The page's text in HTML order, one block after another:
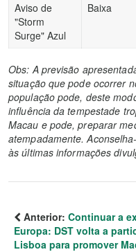
Aviso de
"Storm
Surge" Azul
Baixa
Obs: A previsão
situação que pode ocorrer
população pode, deste
influência da tempestade
Macau e pode, preparar
atempadamente.
às últimas informações
Anterior: Continuar a
Europa: DST volta a
Lisboa para promover